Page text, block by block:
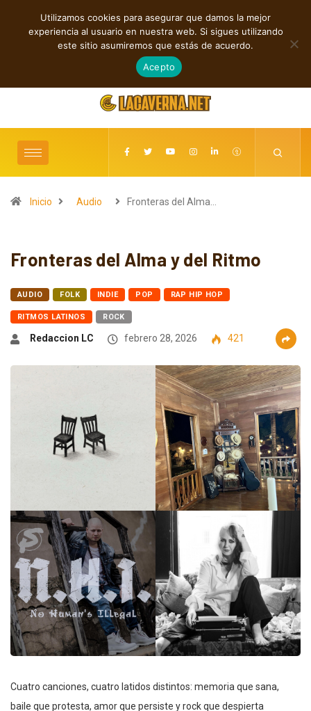
TENDENCIAS
Cuatro lanzamientos independientes entre introspección y fuerza
agosto 6, 2026
Inicio Audio Fronteras del Alma…
Fronteras del Alma y del Ritmo
AUDIO FOLK INDIE POP RAP HIP HOP
RITMOS LATINOS ROCK
Redaccion LC febrero 28, 2026 421
Cuatro canciones, cuatro latidos distintos: memoria que sana,
baile que protesta, amor que persiste y rock que despierta
Utilizamos cookies para asegurar que damos la mejor
experiencia al usuario en nuestra web. Si sigues utilizando
este sitio asumiremos que estás de acuerdo.
Acepto